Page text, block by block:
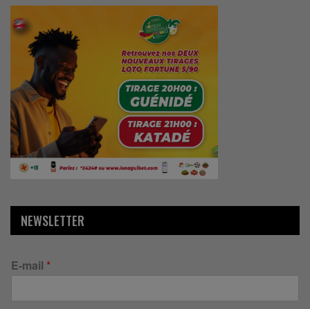
NEWSLETTER
E-mail *